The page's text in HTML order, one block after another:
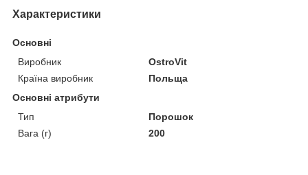
Характеристики
Основні
Виробник
OstroVit
Країна виробник
Польща
Основні атрибути
Тип
Порошок
Вага (г)
200